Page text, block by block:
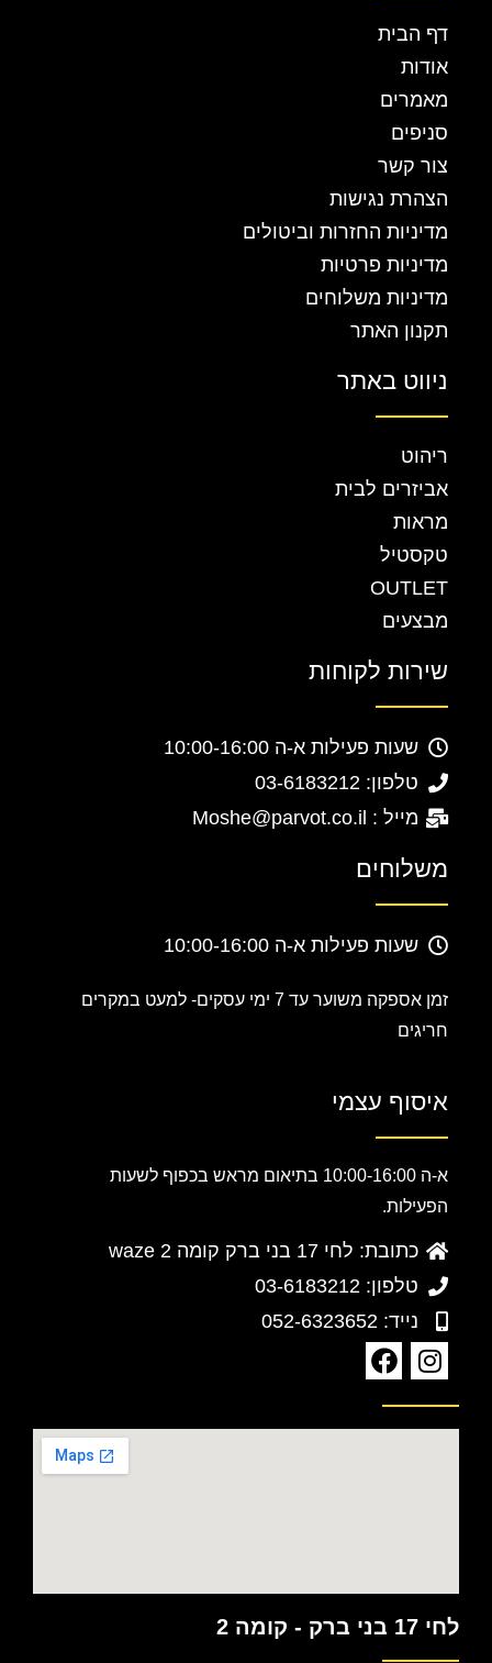
דף הבית
אודות
מאמרים
סניפים
צור קשר
הצהרת נגישות
מדיניות החזרות וביטולים
מדיניות פרטיות
מדיניות משלוחים
תקנון האתר
ניווט באתר
ריהוט
אביזרים לבית
מראות
טקסטיל
OUTLET
מבצעים
שירות לקוחות
שעות פעילות א-ה 10:00-16:00
טלפון: 03-6183212
מייל : Moshe@parvot.co.il
משלוחים
שעות פעילות א-ה 10:00-16:00
זמן אספקה משוער עד 7 ימי עסקים-
למעט במקרים
חריגים
איסוף עצמי
א-ה 10:00-16:00 בתיאום מראש בכפוף לשעות
הפעילות.
כתובת: לחי 17 בני ברק קומה 2 waze
טלפון: 03-6183212
נייד: 052-6323652
לחי 17 בני ברק - קומה 2